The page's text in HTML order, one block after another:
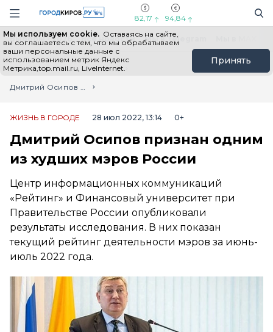
Навигация сайта
82,17 94,84
Мы используем cookie. Оставаясь на сайте,
вы соглашаетесь с тем, что мы обрабатываем
ваши персональные данные с
использованием метрик Яндекс
Метрика,top.mail.ru, LiveInternet.
Принять
Выборы - 2026 Все новости Мы в Telegram
Главная
Лента новостей
Дмитрий Осипов признан одним из худших мэров России
ЖИЗНЬ В ГОРОДЕ 28 июл 2022, 13:14 0+
Дмитрий Осипов признан одним
из худших мэров России
Центр информационных коммуникаций
«Рейтинг» и Финансовый университет при
Правительстве России опубликовали
результаты исследования. В них показан
текущий рейтинг деятельности мэров за июнь-
июль 2022 года.